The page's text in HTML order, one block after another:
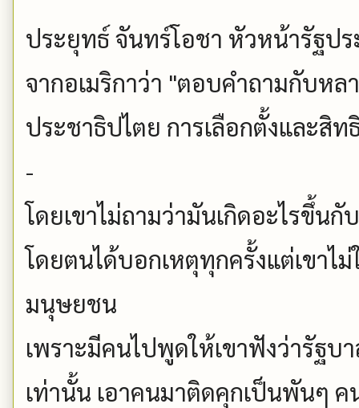
ประยุทธ์ จันทร์โอชา หัวหน้ารัฐป
จากอเมริกาว่า "ตอบคำถามกับห
ประชาธิปไตย การเลือกตั้งและสิ
-
โดยเขาไม่ถามว่ามันเกิดอะไรขึ้น
โดยตนได้บอกเหตุทุกครั้งแต่เขาไม่
มนุษยชน
เพราะมีคนไปพูดให้เขาฟังว่ารัฐบ
เท่านั้น เอาคนมาติดคุกเป็นพันๆ